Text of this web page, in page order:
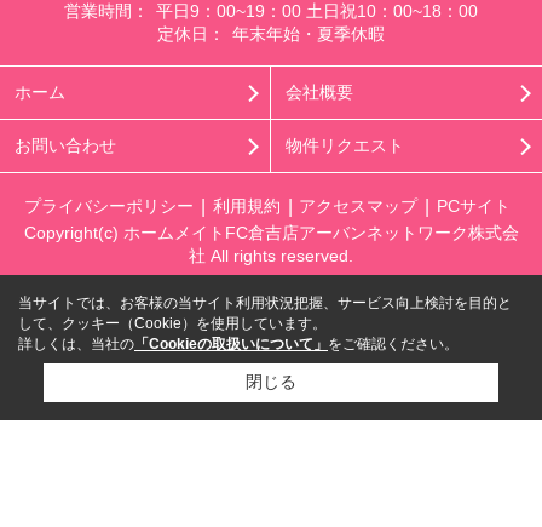
営業時間：
平日9：00~19：00 土日祝10：00~18：00
定休日：
年末年始・夏季休暇
ホーム 会社概要
お問い合わせ 物件リクエスト
プライバシーポリシー 利用規約 アクセスマップ
PCサイト
Copyright(c) ホームメイトFC倉吉店アーバンネットワーク株式会
社 All rights reserved.
当サイトでは、お客様の当サイト利用状況把握、サービス向上検討を目的と
して、クッキー（Cookie）を使用しています。
詳しくは、当社の 「Cookieの取扱いについて」 をご確認ください。
閉じる